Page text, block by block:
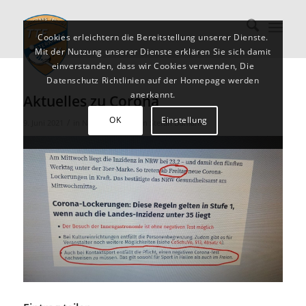
Aktuelles zu Corona
Nachrichten Stefan Damann
Cookies erleichtern die Bereitstellung unserer Dienste.
Mit der Nutzung unserer Dienste erklären Sie sich damit
einverstanden, dass wir Cookies verwenden, Die
Datenschutz Richtlinien auf der Homepage werden
anerkannt.
OK Einstellung